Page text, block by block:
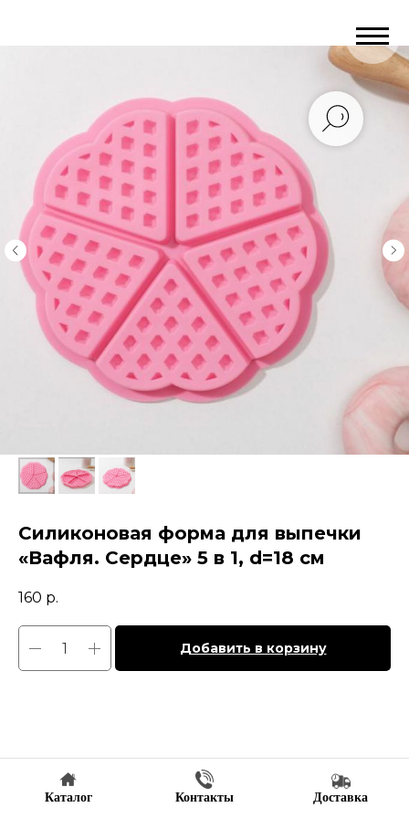
Силиконовая форма для выпечки
«Вафля. Сердце» 5 в 1, d=18 см
160 р.
Добавить в корзину
Каталог Контакты Доставка